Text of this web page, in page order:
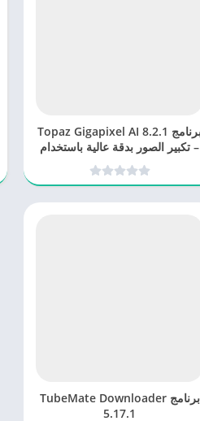
برنامج Topaz Gigapixel AI 8.2.1
– تكبير الصور بدقة عالية باستخدام
الذكاء الاصطناعي
برنامج TubeMate Downloader
5.17.1